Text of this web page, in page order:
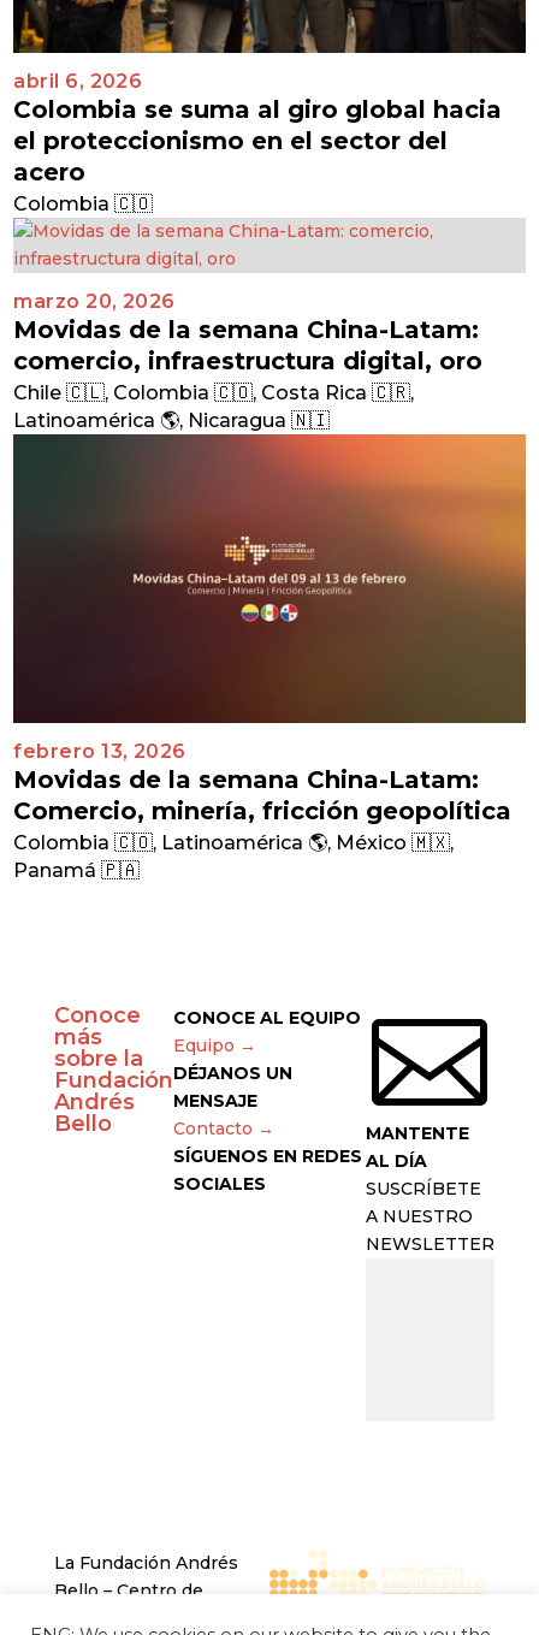
abril 6, 2026
Colombia se suma al giro global hacia
el proteccionismo en el sector del
acero
Colombia 🇨🇴
marzo 20, 2026
Movidas de la semana China-Latam:
comercio, infraestructura digital, oro
Chile 🇨🇱, Colombia 🇨🇴, Costa Rica 🇨🇷,
Latinoamérica 🌎, Nicaragua 🇳🇮
febrero 13, 2026
Movidas de la semana China-Latam:
Comercio, minería, fricción geopolítica
Colombia 🇨🇴, Latinoamérica 🌎, México 🇲🇽,
Panamá 🇵🇦
Conoce
más
sobre la
Fundación
Andrés
Bello
CONOCE AL EQUIPO
Equipo →
DÉJANOS UN
MENSAJE
Contacto →
SÍGUENOS EN REDES
SOCIALES

MANTENTE
AL DÍA
SUSCRÍBETE
A NUESTRO
NEWSLETTER
La Fundación Andrés
Bello – Centro de